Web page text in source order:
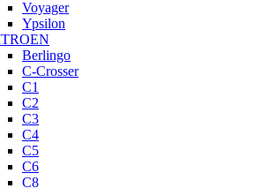
Voyager
Ypsilon
Berlingo
C-Crosser
C1
C2
C3
C4
C5
C6
C8